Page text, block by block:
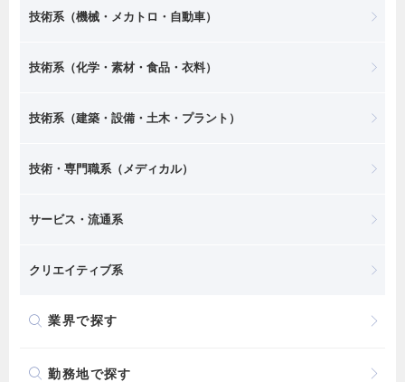
技術系（機械・メカトロ・自動車）
技術系（化学・素材・食品・衣料）
技術系（建築・設備・土木・プラント）
技術・専門職系（メディカル）
サービス・流通系
クリエイティブ系
業界で探す
勤務地で探す